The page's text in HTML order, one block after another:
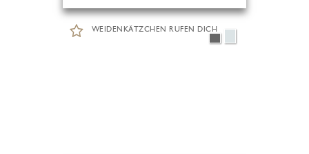
WEIDENKÄTZCHEN RUFEN DICH